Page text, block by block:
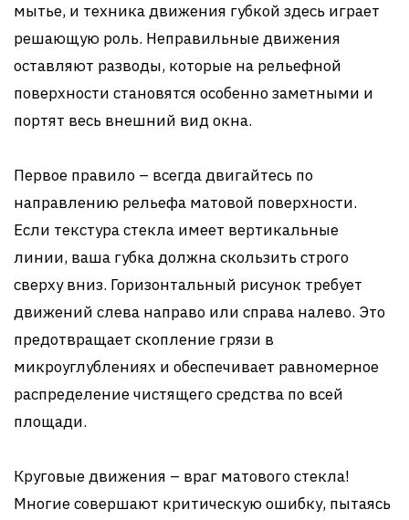
мытье, и техника движения губкой здесь играет
решающую роль. Неправильные движения
оставляют разводы, которые на рельефной
поверхности становятся особенно заметными и
портят весь внешний вид окна.
Первое правило – всегда двигайтесь по
направлению рельефа матовой поверхности.
Если текстура стекла имеет вертикальные
линии, ваша губка должна скользить строго
сверху вниз. Горизонтальный рисунок требует
движений слева направо или справа налево. Это
предотвращает скопление грязи в
микроуглублениях и обеспечивает равномерное
распределение чистящего средства по всей
площади.
Круговые движения – враг матового стекла!
Многие совершают критическую ошибку, пытаясь